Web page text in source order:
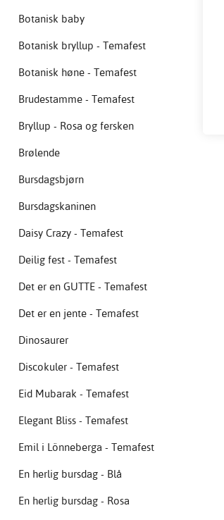
Botanisk baby
Botanisk bryllup - Temafest
Botanisk høne - Temafest
Brudestamme - Temafest
Bryllup - Rosa og fersken
Brølende
Bursdagsbjørn
Bursdagskaninen
Daisy Crazy - Temafest
Deilig fest - Temafest
Det er en GUTTE - Temafest
Det er en jente - Temafest
Dinosaurer
Discokuler - Temafest
Eid Mubarak - Temafest
Elegant Bliss - Temafest
Emil i Lönneberga - Temafest
En herlig bursdag - Blå
En herlig bursdag - Rosa